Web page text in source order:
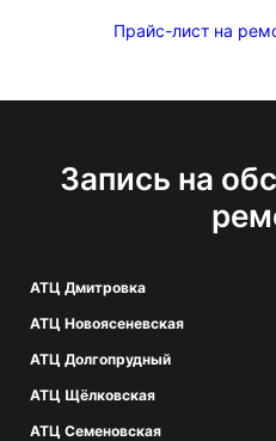
Прайс-лист на
Запись на
АТЦ Дмитровка
АТЦ Новоясеневская
АТЦ Долгопрудный
АТЦ Щёлковская
АТЦ Семеновская